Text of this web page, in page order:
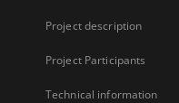
Project description
Project Participants
Technical information